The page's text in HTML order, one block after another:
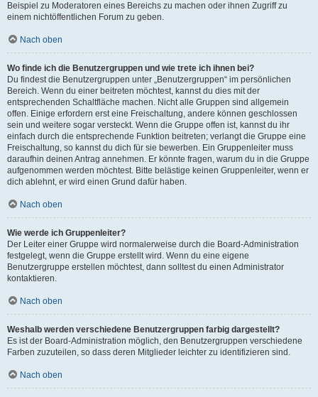
Beispiel zu Moderatoren eines Bereichs zu machen oder ihnen Zugriff zu
einem nichtöffentlichen Forum zu geben.
Nach oben
Wo finde ich die Benutzergruppen und wie trete ich ihnen bei?
Du findest die Benutzergruppen unter „Benutzergruppen“ im persönlichen
Bereich. Wenn du einer beitreten möchtest, kannst du dies mit der
entsprechenden Schaltfläche machen. Nicht alle Gruppen sind allgemein
offen. Einige erfordern erst eine Freischaltung, andere können geschlossen
sein und weitere sogar versteckt. Wenn die Gruppe offen ist, kannst du ihr
einfach durch die entsprechende Funktion beitreten; verlangt die Gruppe eine
Freischaltung, so kannst du dich für sie bewerben. Ein Gruppenleiter muss
daraufhin deinen Antrag annehmen. Er könnte fragen, warum du in die Gruppe
aufgenommen werden möchtest. Bitte belästige keinen Gruppenleiter, wenn er
dich ablehnt, er wird einen Grund dafür haben.
Nach oben
Wie werde ich Gruppenleiter?
Der Leiter einer Gruppe wird normalerweise durch die Board-Administration
festgelegt, wenn die Gruppe erstellt wird. Wenn du eine eigene
Benutzergruppe erstellen möchtest, dann solltest du einen Administrator
kontaktieren.
Nach oben
Weshalb werden verschiedene Benutzergruppen farbig dargestellt?
Es ist der Board-Administration möglich, den Benutzergruppen verschiedene
Farben zuzuteilen, so dass deren Mitglieder leichter zu identifizieren sind.
Nach oben